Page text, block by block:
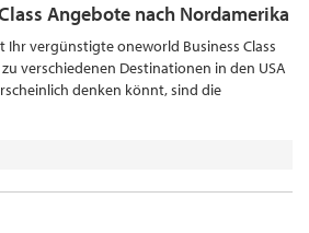
Angebote nach Nordamerika
Ihr vergünstigte oneworld Business Class
verschiedenen Destinationen in den USA
denken könnt, sind die